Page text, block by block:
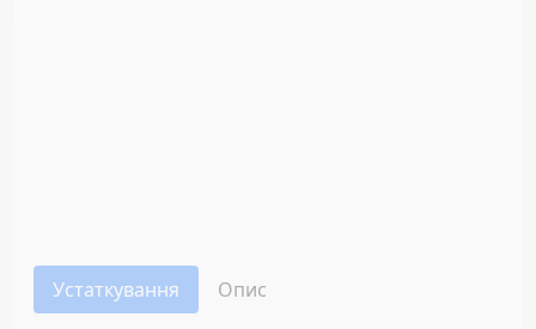
Устаткування Опис